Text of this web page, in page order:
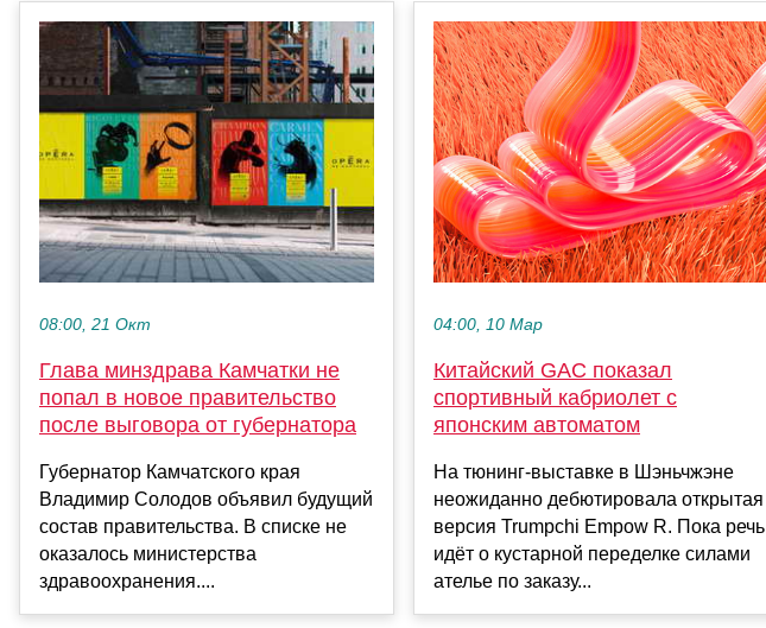
08:00, 21 Окт
Глава минздрава Камчатки не
попал в новое правительство
после выговора от губернатора
Губернатор Камчатского края
Владимир Солодов объявил будущий
состав правительства. В списке не
оказалось министерства
здравоохранения....
04:00, 10 Мар
Китайский GAC показал
спортивный кабриолет с
японским автоматом
На тюнинг-выставке в Шэньчжэне
неожиданно дебютировала открытая
версия Trumpchi Empow R. Пока речь
идёт о кустарной переделке силами
ателье по заказу...